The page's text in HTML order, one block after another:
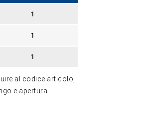
1
1
1
al codice articolo,
e apertura